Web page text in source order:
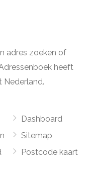
adres zoeken of
heeft
Nederland.
Dashboard
Sitemap
Postcode kaart